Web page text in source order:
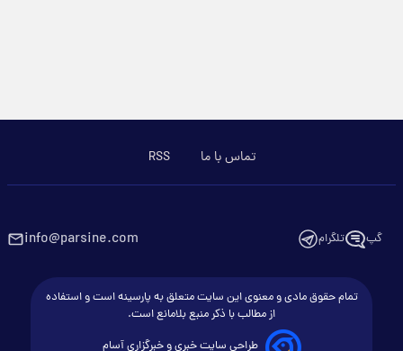
تماس با ما RSS
گپ تلگرام info@parsine.com
تمام حقوق مادی و معنوی این سایت متعلق به پارسینه است و استفاده
از مطالب با ذکر منبع بلامانع است.
طراحی سایت خبری و خبرگزاری آسام